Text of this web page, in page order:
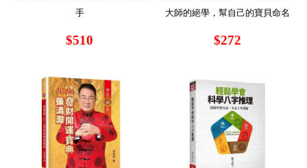
手
$510
大師的絕學，幫自己的寶貝命名
$272